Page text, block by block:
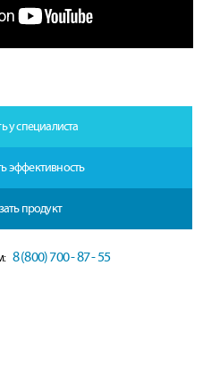
у специалиста
эффективность
продукт
8 (800) 700 - 87 - 55